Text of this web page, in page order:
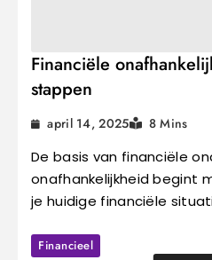
Financiële
stappen
april 14, 2025 8 Mins
De basis van financiële
onafhankelijkheid begint
je huidige financiële
Financieel